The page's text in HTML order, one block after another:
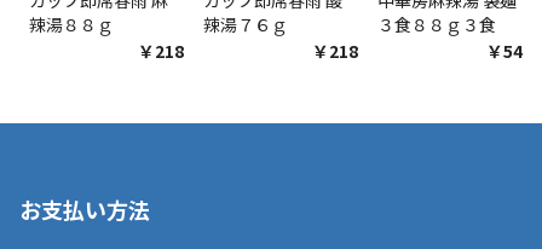
辣湯８８ｇ
￥218
辣湯７６ｇ
￥218
３食８８ｇ３食
￥548
お支払い方法